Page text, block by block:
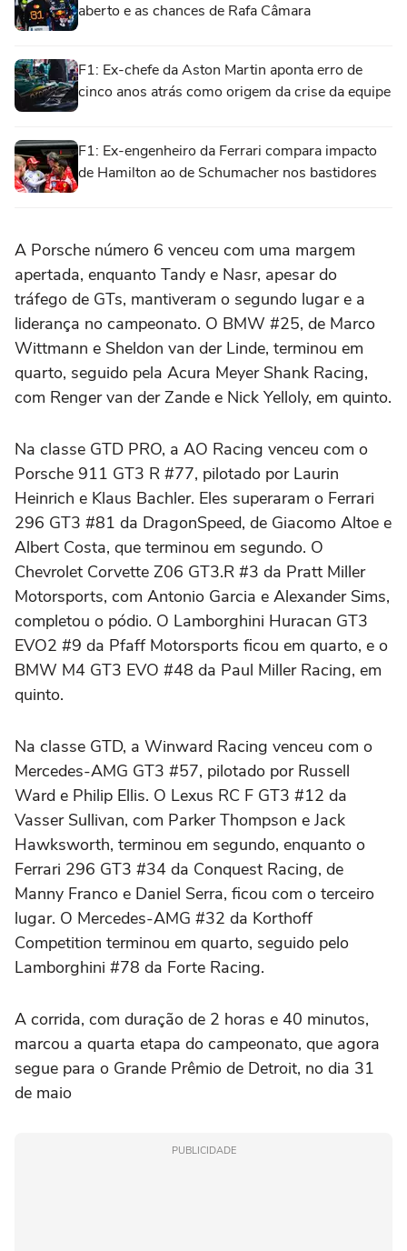
aberto e as chances de Rafa Câmara
F1: Ex-chefe da Aston Martin aponta erro de
cinco anos atrás como origem da crise da equipe
F1: Ex-engenheiro da Ferrari compara impacto
de Hamilton ao de Schumacher nos bastidores
A Porsche número 6 venceu com uma margem
apertada, enquanto Tandy e Nasr, apesar do
tráfego de GTs, mantiveram o segundo lugar e a
liderança no campeonato. O BMW #25, de Marco
Wittmann e Sheldon van der Linde, terminou em
quarto, seguido pela Acura Meyer Shank Racing,
com Renger van der Zande e Nick Yelloly, em quinto.
Na classe GTD PRO, a AO Racing venceu com o
Porsche 911 GT3 R #77, pilotado por Laurin
Heinrich e Klaus Bachler. Eles superaram o Ferrari
296 GT3 #81 da DragonSpeed, de Giacomo Altoe e
Albert Costa, que terminou em segundo. O
Chevrolet Corvette Z06 GT3.R #3 da Pratt Miller
Motorsports, com Antonio Garcia e Alexander Sims,
completou o pódio. O Lamborghini Huracan GT3
EVO2 #9 da Pfaff Motorsports ficou em quarto, e o
BMW M4 GT3 EVO #48 da Paul Miller Racing, em
quinto.
Na classe GTD, a Winward Racing venceu com o
Mercedes-AMG GT3 #57, pilotado por Russell
Ward e Philip Ellis. O Lexus RC F GT3 #12 da
Vasser Sullivan, com Parker Thompson e Jack
Hawksworth, terminou em segundo, enquanto o
Ferrari 296 GT3 #34 da Conquest Racing, de
Manny Franco e Daniel Serra, ficou com o terceiro
lugar. O Mercedes-AMG #32 da Korthoff
Competition terminou em quarto, seguido pelo
Lamborghini #78 da Forte Racing.
A corrida, com duração de 2 horas e 40 minutos,
marcou a quarta etapa do campeonato, que agora
segue para o Grande Prêmio de Detroit, no dia 31
de maio
PUBLICIDADE